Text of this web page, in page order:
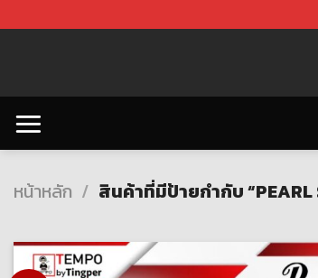
to
หน้าหลัก / สินค้าที่มีป้ายกำกับ “PEARL